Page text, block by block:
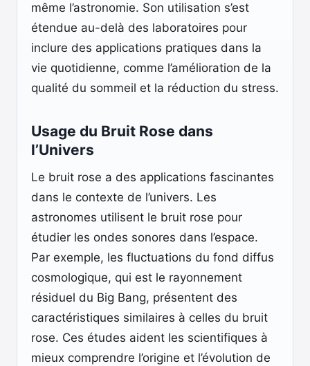
même l’astronomie. Son utilisation s’est
étendue au-delà des laboratoires pour
inclure des applications pratiques dans la
vie quotidienne, comme l’amélioration de la
qualité du sommeil et la réduction du stress.
Usage du Bruit Rose dans
l’Univers
Le bruit rose a des applications fascinantes
dans le contexte de l’univers. Les
astronomes utilisent le bruit rose pour
étudier les ondes sonores dans l’espace.
Par exemple, les fluctuations du fond diffus
cosmologique, qui est le rayonnement
résiduel du Big Bang, présentent des
caractéristiques similaires à celles du bruit
rose. Ces études aident les scientifiques à
mieux comprendre l’origine et l’évolution de